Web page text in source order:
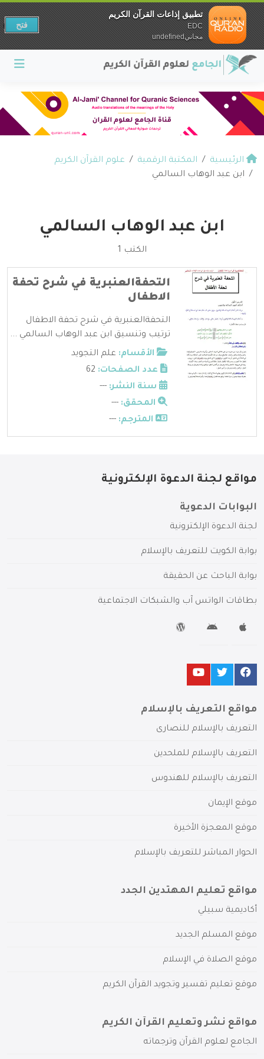
الرئيسية المكتبة الرقمية
علوم القرآن الكريم
ابن عبد الوهاب السالمي
ابن عبد الوهاب السالمي
الكتب 1
التحفةالعنبرية في شرح تحفة
الاطفال
التحفةالعنبرية في شرح تحفة الاطفال
ترتيب وتنسيق ابن عبد الوهاب السالمي ...
الأقسام: علم التجويد
عدد الصفحات:
سنة النشر: ---
المحقق: ---
المترجم: ---
مواقع لجنة الدعوة الإلكترونية
البوابات الدعوية
لجنة الدعوة الإلكترونية
بوابة الكويت للتعريف بالإسلام
بوابة الباحث عن الحقيقة
بطاقات الواتس آب والشبكات الاجتماعية
مواقع التعريف بالإسلام
التعريف بالإسلام للنصارى
التعريف بالإسلام للملحدين
التعريف بالإسلام للهندوس
موقع الإيمان
موقع المعجزة الأخيرة
الحوار المباشر للتعريف بالإسلام
مواقع تعليم المهتدين الجدد
أكاديمية سبيلي
موقع المسلم الجديد
موقع الصلاة في الإسلام
موقع تعليم تفسير وتجويد القرآن الكريم
مواقع نشر وتعليم القرآن الكريم
الجامع لعلوم القرآن وترجماته
تطبيق إذاعات القرآن الكريم
EDC
مجانيundefined
فتح